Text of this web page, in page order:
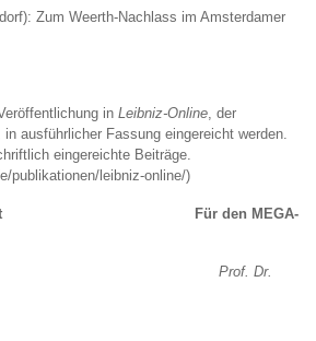
Zum Weerth-Nachlass im Amsterdamer
inLeibniz-Online, der
in ausführlicher Fassung eingereicht werden.
eingereichte Beiträge.
publikationen/leibniz-online/)
Sozietät Für den MEGA-
Haßler Prof. Dr.